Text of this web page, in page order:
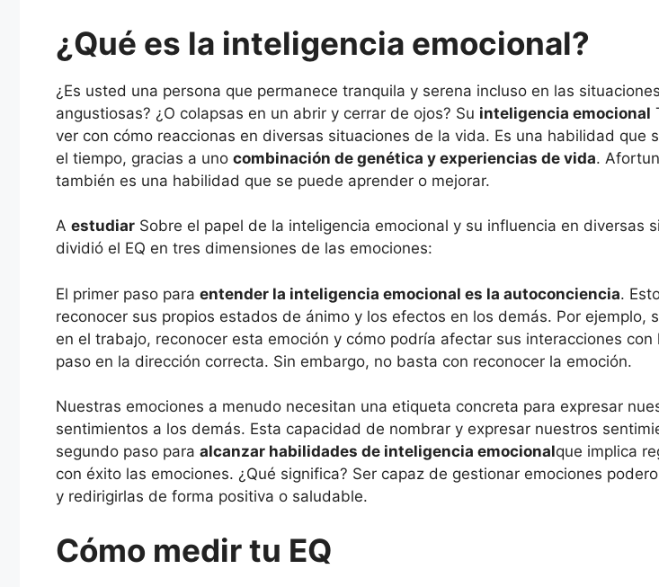
¿Qué es la inteligencia emocional?
¿Es usted una persona que permanece tranquila y serena incluso en las
angustiosas? ¿O colapsas en un abrir y cerrar de ojos? Su inteligencia emocional
ver con cómo reaccionas en diversas situaciones de la vida. Es una habilidad que
el tiempo, gracias a uno combinación de genética y experiencias de vida.
también es una habilidad que se puede aprender o mejorar.
A estudiar Sobre el papel de la inteligencia emocional y su influencia en diversas
dividió el EQ en tres dimensiones de las emociones:
El primer paso para entender la inteligencia emocional es la autoconciencia.
reconocer sus propios estados de ánimo y los efectos en los demás. Por ejemplo,
en el trabajo, reconocer esta emoción y cómo podría afectar sus interacciones con
paso en la dirección correcta. Sin embargo, no basta con reconocer la emoción.
Nuestras emociones a menudo necesitan una etiqueta concreta para expresar
sentimientos a los demás. Esta capacidad de nombrar y expresar nuestros
segundo paso para alcanzar habilidades de inteligencia emocionalque implica
con éxito las emociones. ¿Qué significa? Ser capaz de gestionar emociones
y redirigirlas de forma positiva o saludable.
Cómo medir tu EQ